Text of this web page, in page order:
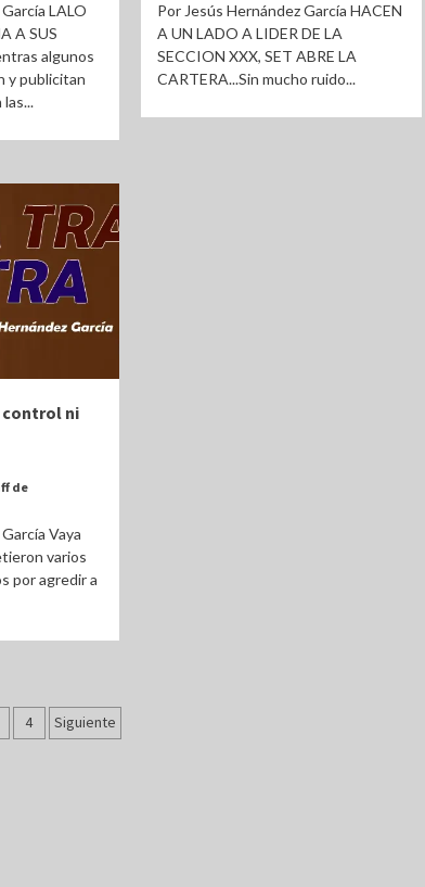
LALO
A SUS
algunos
y publicitan
Por Jesús Hernández García HACEN
A UN LADO A LIDER DE LA
SECCION XXX, SET ABRE LA
CARTERA...Sin mucho ruido...
control ni
de
Vaya
varios
por agredir a
4 Siguiente